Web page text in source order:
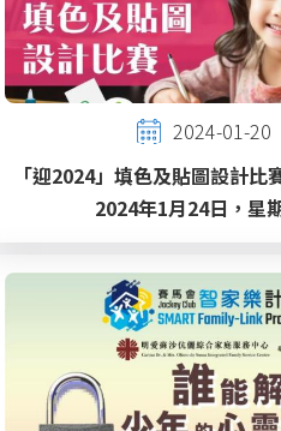
2024-01-20
「迎2024」填色及貼圖設計比
2024年1月24日，星